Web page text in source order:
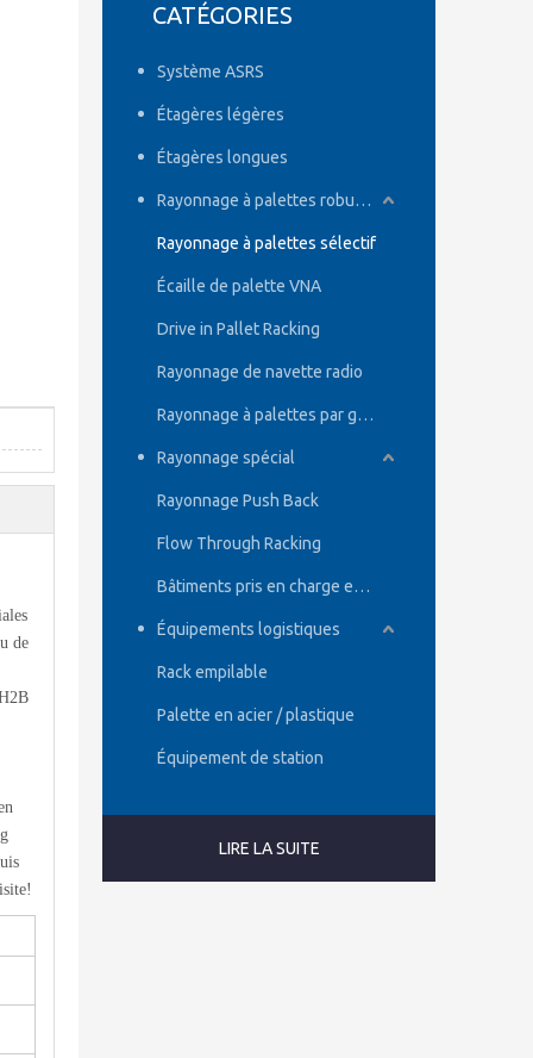
de
CATÉGORIES
Système ASRS
Étagères légères
Étagères longues
Rayonnage à palettes robuste
Rayonnage à palettes sélectif
Écaille de palette VNA
Drive in Pallet Racking
Rayonnage de navette radio
Rayonnage à palettes par gravité
Rayonnage spécial
Rayonnage Push Back
Flow Through Racking
Bâtiments pris en charge en rack
Équipements logistiques
Rack empilable
Palette en acier / plastique
Équipement de station
LIRE LA SUITE